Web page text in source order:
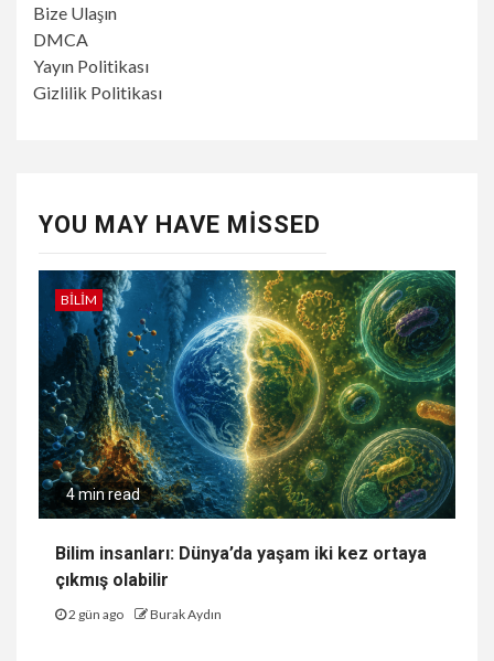
Bize Ulaşın
DMCA
Yayın Politikası
Gizlilik Politikası
YOU MAY HAVE MISSED
BILIM
4 min read
Bilim insanları: Dünya’da yaşam iki kez ortaya
çıkmış olabilir
2 gün ago Burak Aydın